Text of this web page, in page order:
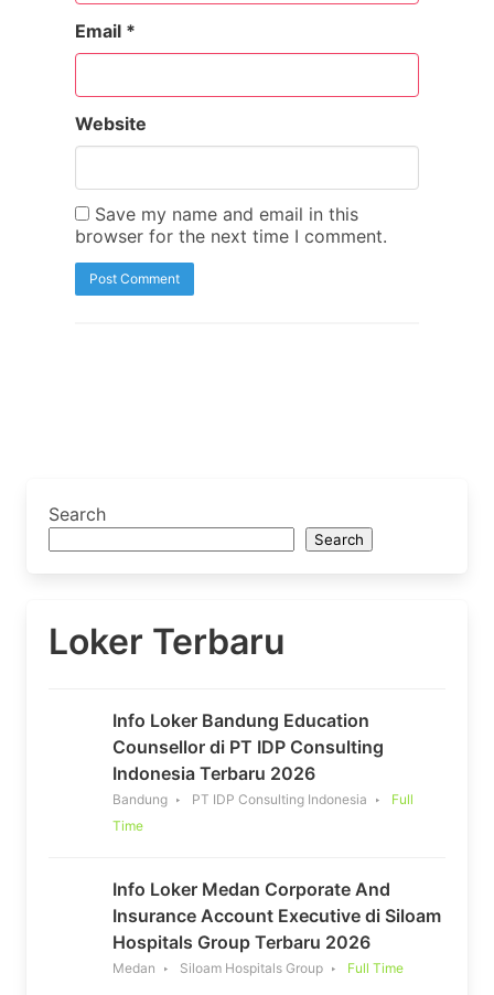
Email *
Website
Save my name and email in this
browser for the next time I comment.
Search
Search
Loker Terbaru
Info Loker Bandung Education
Counsellor di PT IDP Consulting
Indonesia Terbaru 2026
Bandung PT IDP Consulting Indonesia
Full
Time
Info Loker Medan Corporate And
Insurance Account Executive di Siloam
Hospitals Group Terbaru 2026
Medan Siloam Hospitals Group Full Time